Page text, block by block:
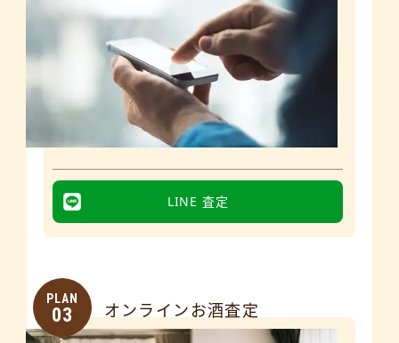
LINE 査定
PLAN
03 オンラインお酒査定